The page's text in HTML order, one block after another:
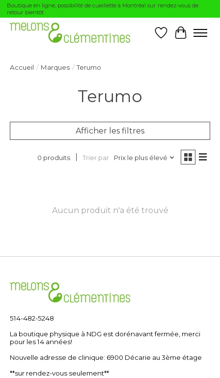
Boutique en ligne, possibilité de cueillette à Montréal sur rendez-vous de
retour bientôt
Liste dePanier
Accueil / Marques / Terumo
Terumo
Afficher les filtres
0 produits Trier par Prix le plus élevé
Aucun produit n'a été trouvé
514-482-5248
La boutique physique à NDG est dorénavant fermée, merci
pour les 14 années!
Nouvelle adresse de clinique: 6900 Décarie au 3ème étage
**sur rendez-vous seulement**